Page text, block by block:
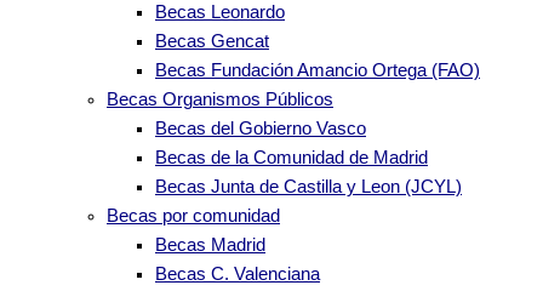
Becas Leonardo
Becas Gencat
Becas Fundación Amancio Ortega (FAO)
Becas Organismos Públicos
Becas del Gobierno Vasco
Becas de la Comunidad de Madrid
Becas Junta de Castilla y Leon (JCYL)
Becas por comunidad
Becas Madrid
Becas C. Valenciana